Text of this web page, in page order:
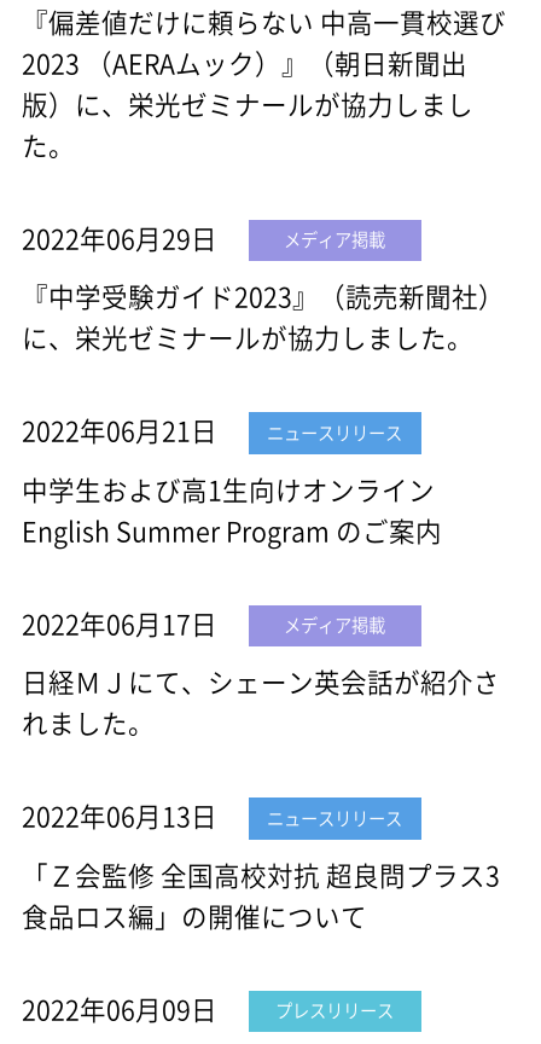
『偏差値だけに頼らない 中高一貫校選び
2023 （AERAムック）』（朝日新聞出
版）に、栄光ゼミナールが協力しまし
た。
2022年06月29日 メディア掲載
『中学受験ガイド2023』（読売新聞社）
に、栄光ゼミナールが協力しました。
2022年06月21日 ニュースリリース
中学生および高1生向けオンライン
English Summer Program のご案内
2022年06月17日 メディア掲載
日経ＭＪにて、シェーン英会話が紹介さ
れました。
2022年06月13日 ニュースリリース
「Ｚ会監修 全国高校対抗 超良問プラス3
食品ロス編」の開催について
2022年06月09日 プレスリリース